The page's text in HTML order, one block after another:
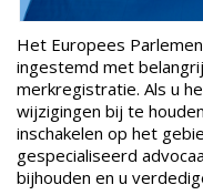
Het Europees
ingestemd met
merkregistratie. Als u
wijzigingen bij te
inschakelen op het
gespecialiseerd
bijhouden en u